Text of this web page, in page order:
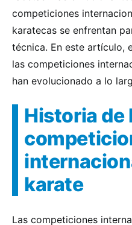
competiciones
karatecas se enfrentan
técnica. En este artículo,
las competiciones
han evolucionado a lo
Historia de
karate
Las competiciones